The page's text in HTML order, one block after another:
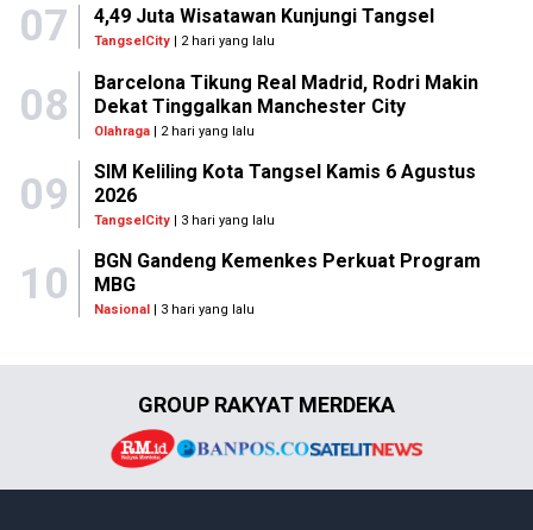
07 4,49 Juta Wisatawan Kunjungi Tangsel
TangselCity | 2 hari yang lalu
08
Barcelona Tikung Real Madrid, Rodri Makin
Dekat Tinggalkan Manchester City
Olahraga| 2 hari yang lalu
09
SIM Keliling Kota Tangsel Kamis 6 Agustus
2026
TangselCity| 3 hari yang lalu
10
BGN Gandeng Kemenkes Perkuat Program
MBG
Nasional| 3 hari yang lalu
GROUP RAKYAT MERDEKA